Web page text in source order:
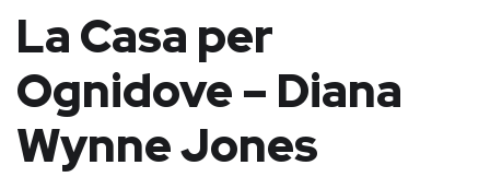
La Casa per
Ognidove – Diana
Wynne Jones